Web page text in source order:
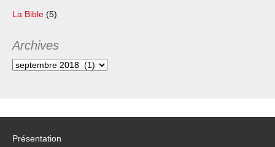
La Bible (5)
Archives
Archives
Présentation